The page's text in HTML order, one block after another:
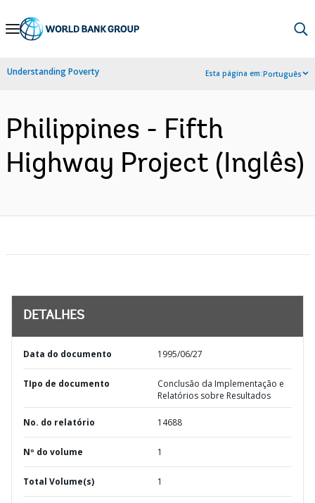
Skip
Navigation
Understanding Poverty Esta página em:Português
Philippines - Fifth
Highway Project (Inglês)
DETALHES
Data do documento 1995/06/27
TIpo de documento
Conclusão da Implementação e
Relatórios sobre Resultados
No. do relatório 14688
Nº do volume 1
Total Volume(s) 1